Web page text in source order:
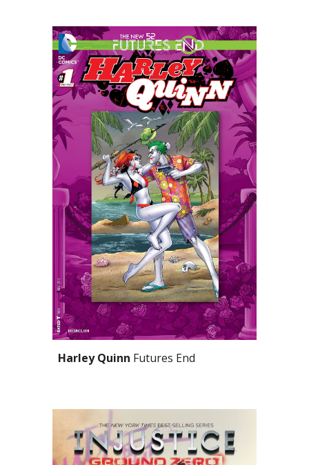
Harley Quinn Futures End